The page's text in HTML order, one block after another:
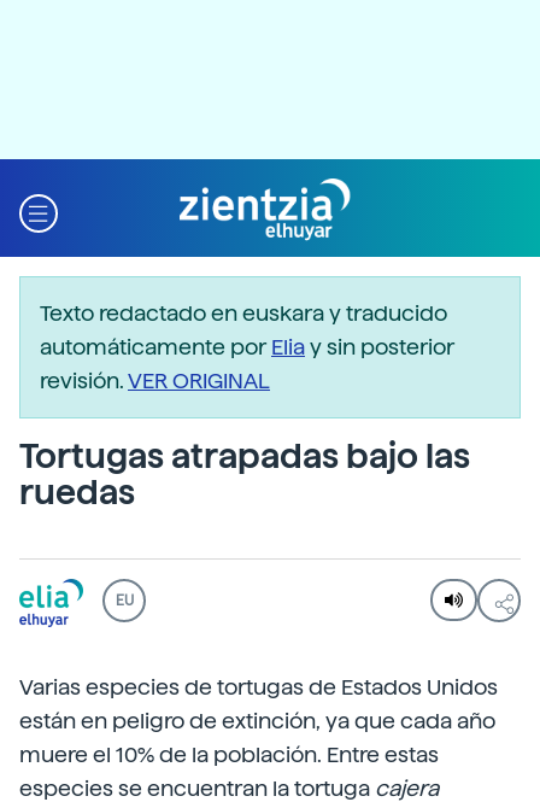
Texto redactado en euskara y traducido
automáticamente porEliay sin posterior
revisión.VER ORIGINAL
Tortugas atrapadas bajo las
ruedas
EU
Varias especies de tortugas de Estados Unidos
están en peligro de extinción, ya que cada año
muere el 10% de la población. Entre estas
especies se encuentran la tortuga cajera